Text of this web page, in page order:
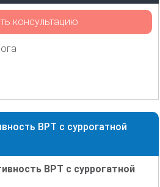
консультацию
ВРТ с суррогатной
ВРТ с суррогатной